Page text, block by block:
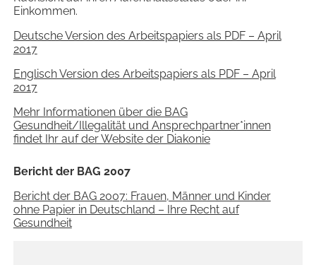
Einkommen.
Deutsche Version des Arbeitspapiers als PDF – April
2017
Englisch Version des Arbeitspapiers als PDF – April
2017
Mehr Informationen über die BAG
Gesundheit/Illegalität und Ansprechpartner*innen
findet Ihr auf der Website der Diakonie
Bericht der BAG 2007
Bericht der BAG 2007: Frauen, Männer und Kinder
ohne Papier in Deutschland – Ihre Recht auf
Gesundheit